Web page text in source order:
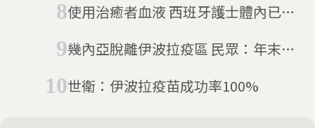
使用治癒者血液 西班牙護士體內已無
幾內亞脫離伊波拉疫區 民眾：年末最
世衛：伊波拉疫苗成功率100%